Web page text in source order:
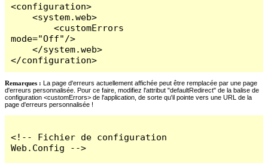
<configuration>
    <system.web>
        <customErrors
mode="Off"/>
    </system.web>
</configuration>
Remarques : La page d'erreurs actuellement affichée peut être remplacée par une page
d'erreurs personnalisée. Pour ce faire, modifiez l'attribut "defaultRedirect" de la balise de
configuration <customErrors> de l'application, de sorte qu'il pointe vers une URL de la
page d'erreurs personnalisée !
<!-- Fichier de configuration
Web.Config -->